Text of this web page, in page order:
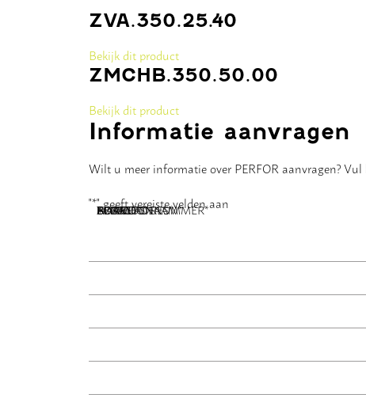
ZVA.350.25.40
Bekijk dit product
ZMCHB.350.50.00
Bekijk dit product
Informatie aanvragen
Wilt u meer informatie over PERFOR aanvragen?
"*" geeft vereiste velden aan
NAAM*
BEDRIJFSNAAM*
E-MAILADRES*
TELEFOONNUMMER*
POSTCODE
ADRES
BERICHT*